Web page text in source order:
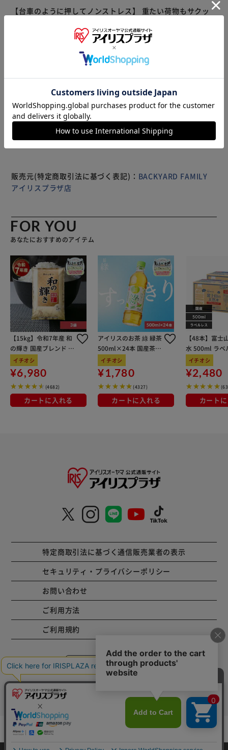
【台車のように押してノンストレス】 重たい荷物もサクッ
カート」。 【様々なシーンで使える万能アイテム】 お買い
物やレジャー、アウトドアシーンで大活躍！容量約25L、耐
荷重約10kgでたっぷり収納！ 【スマートにお買い物できて
通路でもスムーズに方向転換。 【4輪カートで安定感抜群】
フラットな台にバッグを置く設計だから安定感◎バランスが
とりやすく、カートが倒れにくい！ 【うれしい簡易保冷機
能を搭載】 内側にアルミ蒸着フィルムを使用し、生鮮食品
の持ち運びも安心◎ポケットには保冷剤をIN。 （※1）長時
間の保冷効果を保証するものではございません。 【お弁当
類や飲料も楽々持ち運び】 マチ広で取り外し可能な底板付
能。 【キュッと絞ってフラップをON】 荷物の量に合わせ
て、ドローコードの絞り具合を調節。フラップとWで冷気を
ナーでこぼれ落ちもガード。 【腰や肩の負担を軽減♪】 握
り部分のボタンを押せばハンドルの長さは3段階に調節可
能。押す際の姿勢をキープ。 【工具不要でどなたでも簡単
セット】 背面フレームを立てて固定具を差し込み、フレー
ムにバッグを通したら面ファスナーで留めるだけ (※2)背面
フレームは繰り返し折りたたむことを想定していないため、
なるべく立ち上げたまま保管してください。 【ちょっとの
雨なら大丈夫】 バッグ生地は水滴や汚れを弾く、撥水加工
済み。お手入れも拭き取るだけ。 （※3）完全防水ではあり
ません。 【気分の上がる可愛い花柄デザイン】 シンプルな
がら大胆なデザインが魅力♪落ち着きのある大人なカラーを
ラインナップ。 【ポケット仕様】 バッグ内側：メッシュポ
ケット×1 バッグ背面：ファスナーポケット×1
もっと見る
※製品は予告なく仕様を変更する場合がございます。あらか
じめご了承ください。
販売元(特定商取引法に基づく表記)： BACKYARD FAMILY
アイリスプラザ店
FOR YOU
あなたにおすすめのアイテム
【15kg】令和7年産 和
の輝き 国産ブレンド 5
kg×3袋
イチオシ
¥6,980
(4682)
カートに入れる
アイリスのお茶 綠 緑茶
500ml×24本 国産茶葉
100％使用
イチオシ
¥1,780
(4327)
カートに入れる
【48本】富士
水 500ml ラベ
イチオシ
¥2,480
カート
特定商取引法に基づく通信販売業者の表示
セキュリティ・プライバシーポリシー
お問い合わせ
ご利用方法
ご利用規約
コーポレートサイト
Copyright © 2001 IRISPLAZA. ALL Rights Reserved.